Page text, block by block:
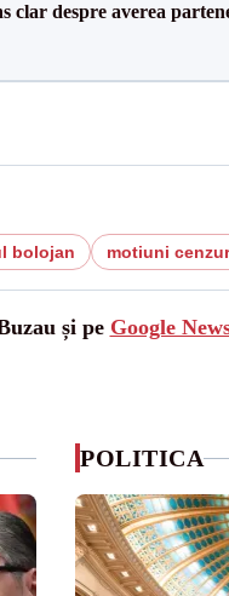
clar despre averea
bolojan motiuni
și pe Google
POLITICA